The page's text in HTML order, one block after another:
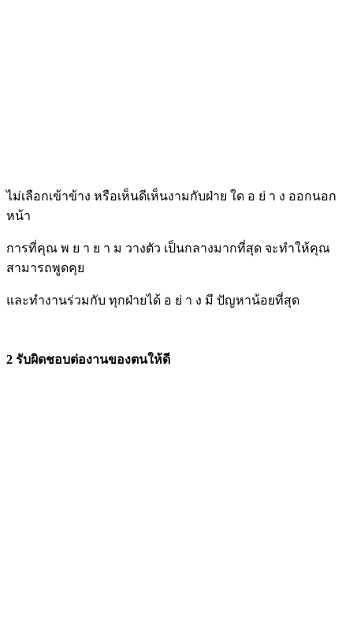
ไม่เลือกเข้าข้าง หรือเห็นดีเห็นงามกับฝ่าย ใด อ ย่ า ง ออกนอก
หน้า
การที่คุณ พ ย า ย า ม วางตัว เป็นกลางมากที่สุด จะทำให้คุณ
สามารถพูดคุย
และทำงานร่วมกับ ทุกฝ่ายได้ อ ย่ า ง มี ปัญหาน้อยที่สุด
2 รับผิดชอบต่องานของตนให้ดี